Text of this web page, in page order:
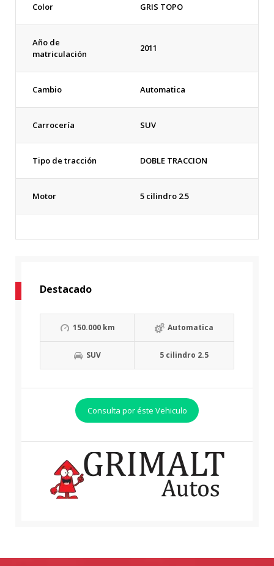
Color GRIS TOPO
Año de
matriculación
2011
Cambio Automatica
Carrocería SUV
Tipo de tracción DOBLE TRACCION
Motor 5 cilindro 2.5
Destacado
150.000 km Automatica
SUV 5 cilindro 2.5
Consulta por éste Vehiculo